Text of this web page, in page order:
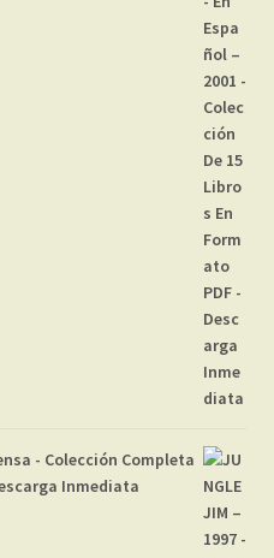
- Colección Completa
Inmediata